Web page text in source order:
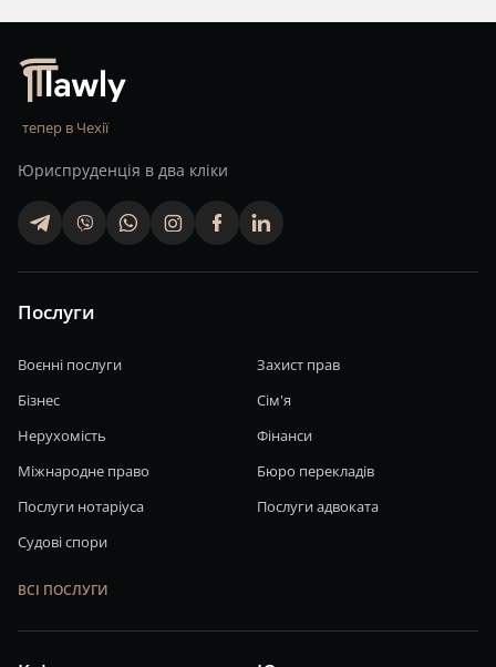
тепер в Чехії
Юриспруденція в два кліки
telegram viber whatsapp finstagram facebook linkedin
Послуги
Воєнні послуги
Захист прав
Бізнес
Сім'я
Нерухомість
Фінанси
Міжнародне право
Бюро перекладів
Послуги нотаріуса
Послуги адвоката
Судові спори
ВСІ ПОСЛУГИ